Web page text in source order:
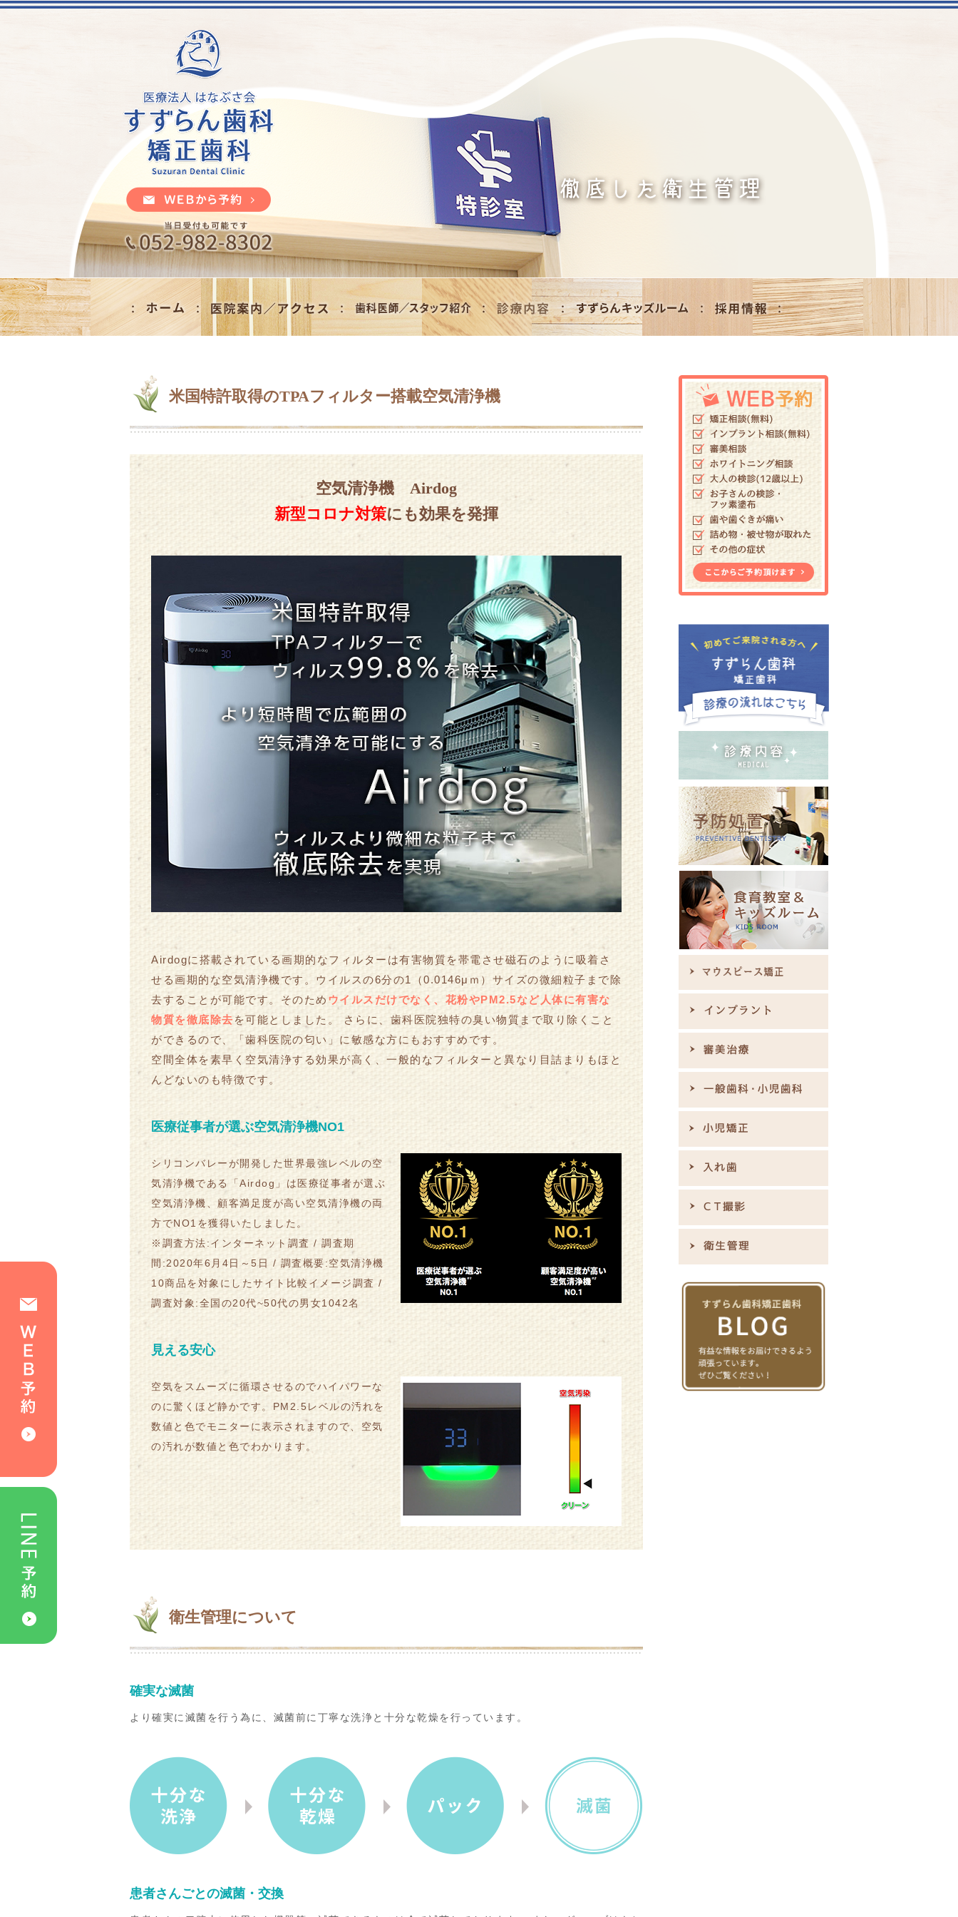
米国特許取得のTPAフィルター搭載空気清浄機
空気清浄機 Airdog
新型コロナ対策にも効果を発揮
Airdogに搭載されている画期的なフィルターは有害物質を帯電させ磁石のように吸着さ
せる画期的な空気清浄機です。ウイルスの6分の1（0.0146μｍ）サイズの微細粒子まで除
去することが可能です。そのため ウイルスだけでなく、花粉やPM2.5など人体に有害な
物質を徹底除去 を可能としました。 さらに、歯科医院独特の臭い物質まで取り除くこと
ができるので、「歯科医院の匂い」に敏感な方にもおすすめです。
空間全体を素早く空気清浄する効果が高く、一般的なフィルターと異なり目詰まりもほと
んどないのも特徴です。
医療従事者が選ぶ空気清浄機NO1
シリコンバレーが開発した世界最強レベルの空
気清浄機である「Airdog」は医療従事者が選ぶ
空気清浄機、顧客満足度が高い空気清浄機の両
方でNO1を獲得いたしました。
※調査方法:インターネット調査 / 調査期
間:2020年6月4日～5日 / 調査概要:空気清浄機
10商品を対象にしたサイト比較イメージ調査 /
調査対象:全国の20代~50代の男女1042名
見える安心
空気をスムーズに循環させるのでハイパワーな
のに驚くほど静かです。PM2.5レベルの汚れを
数値と色でモニターに表示されますので、空気
の汚れが数値と色でわかります。
衛生管理について
確実な滅菌
より確実に滅菌を行う為に、滅菌前に丁寧な洗浄と十分な乾燥を行っています。
患者さんごとの滅菌・交換